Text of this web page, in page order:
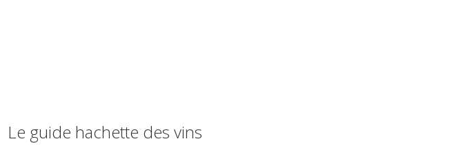
Le guide hachette des vins